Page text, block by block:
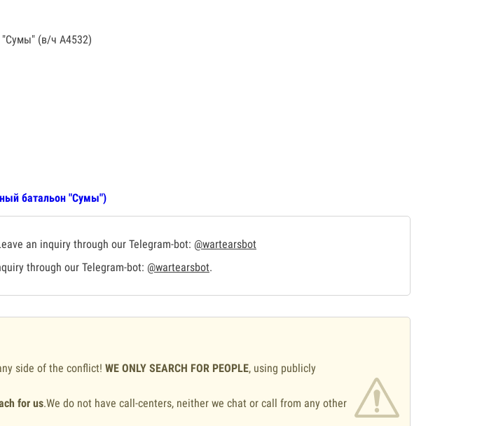
"Сумы" (в/ч А4532)
батальон "Сумы")
an inquiry through our Telegram-bot: @wartearsbot
through our Telegram-bot: @wartearsbot.
side of the conflict! WE ONLY SEARCH FOR PEOPLE, using publicly
for us.We do not have call-centers, neither we chat or call from any other